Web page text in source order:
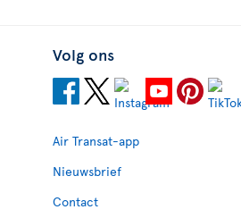
Volg ons
Air Transat-app
Nieuwsbrief
Contact